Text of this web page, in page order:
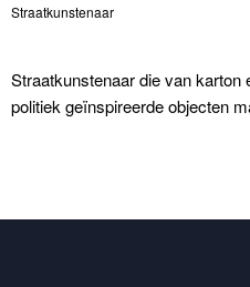
Straatkunstenaar
Straatkunstenaar die van karton
politiek geïnspireerde objecten